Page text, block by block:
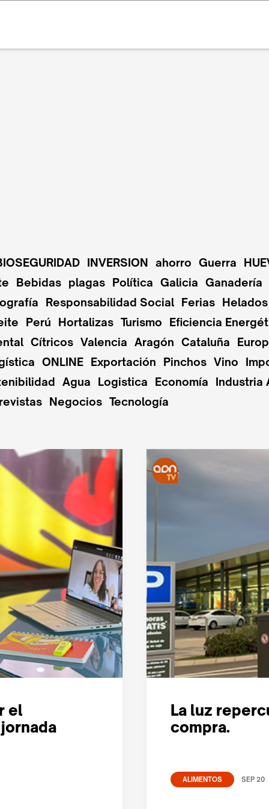
INVERSION ahorro Guerra
Bebidas plagas Política Galicia Ganadería
Responsabilidad Social Ferias Helados
Perú Hortalizas Turismo
Eficiencia
Cítricos Valencia Aragón Cataluña
ONLINE Exportación Pinchos Vino
Agua Logistica Economía
Industria
Negocios Tecnología
el
La luz
compra.
ALIMENTOS SEP 20